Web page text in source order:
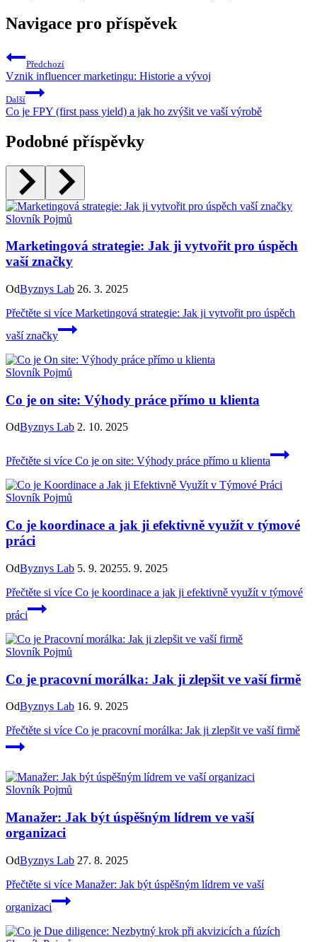
Navigace pro příspěvek
Předchozí
Vznik influencer marketingu: Historie a vývoj
Další
Co je FPY (first pass yield) a jak ho zvýšit ve vaší výrobě
Podobné příspěvky
Slovník Pojmů
Marketingová strategie: Jak ji vytvořit pro úspěch
vaší značky
OdByznys Lab 26. 3. 2025
Přečtěte si více Marketingová strategie: Jak ji vytvořit pro úspěch
vaší značky
Slovník Pojmů
Co je on site: Výhody práce přímo u klienta
OdByznys Lab 2. 10. 2025
Přečtěte si více Co je on site: Výhody práce přímo u klienta
Slovník Pojmů
Co je koordinace a jak ji efektivně využít v týmové
práci
OdByznys Lab 5. 9. 20255. 9. 2025
Přečtěte si více Co je koordinace a jak ji efektivně využít v týmové
práci
Slovník Pojmů
Co je pracovní morálka: Jak ji zlepšit ve vaší firmě
OdByznys Lab 16. 9. 2025
Přečtěte si více Co je pracovní morálka: Jak ji zlepšit ve vaší firmě
Slovník Pojmů
Manažer: Jak být úspěšným lídrem ve vaší
organizaci
OdByznys Lab 27. 8. 2025
Přečtěte si více Manažer: Jak být úspěšným lídrem ve vaší
organizaci